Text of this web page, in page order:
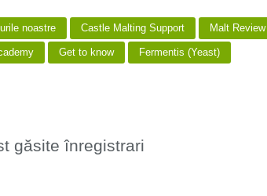
noastre Castle Malting Support Malt Review
Get to know Fermentis (Yeast)
găsite înregistrari